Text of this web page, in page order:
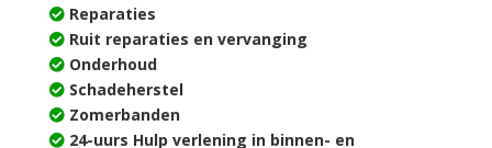
Reparaties
Ruit reparaties en vervanging
Onderhoud
Schadeherstel
Zomerbanden
24-uurs Hulp verlening in binnen- en